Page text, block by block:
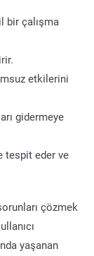
bir çalışma
etkilerini
gidermeye
tespit eder ve
çözmek
yaşanan